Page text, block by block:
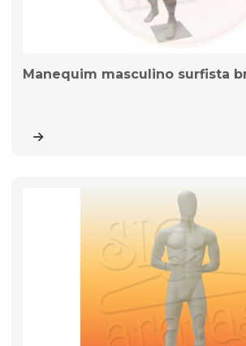
Manequim masculino surfista